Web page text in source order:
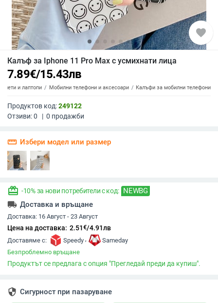
favorite
Калъф за Iphone 11 Pro Max с усмихнати лица
7.89€/15.43лв
и лаптопи Мобилни телефони и аксесоари Калъфи за мобилни телефони
Продуктов код:249122
Отзиви:0 | 0 продажби
straighten Избери модел или размер
redeem -10% за нови потребители с код: NEWBG
local_shipping Доставка и връщане
Доставка: 16 Август - 23 Август
Цена на доставка: 2.51€/4.91лв
Доставяме с: Speedy ,
Sameday
Безпроблемно връщане
Продуктът се предлага с опция "Прегледай преди да купиш".
security Сигурност при пазаруване